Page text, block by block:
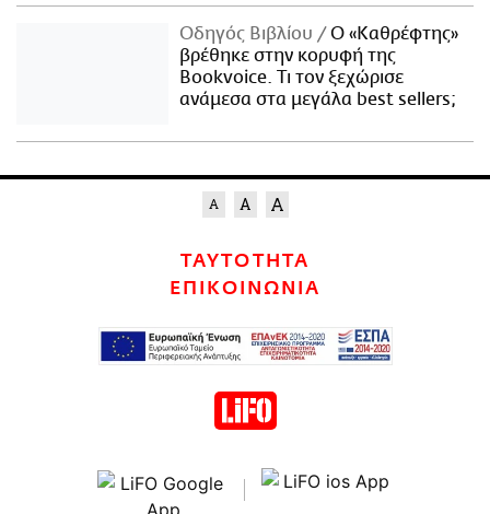
Οδηγός Βιβλίου
Ο «Καθρέφτης»
βρέθηκε στην κορυφή της
Bookvoice. Τι τον ξεχώρισε
ανάμεσα στα μεγάλα best sellers;
ΤΑΥΤΟΤΗΤΑ
ΕΠΙΚΟΙΝΩΝΙΑ